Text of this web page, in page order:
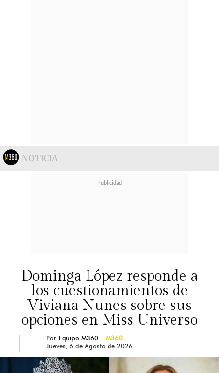
NOTICIA
Dominga López responde a
los cuestionamientos de
Viviana Nunes sobre sus
opciones en Miss Universo
Por Equipo M360
M360
Jueves, 6 de Agosto de 2026